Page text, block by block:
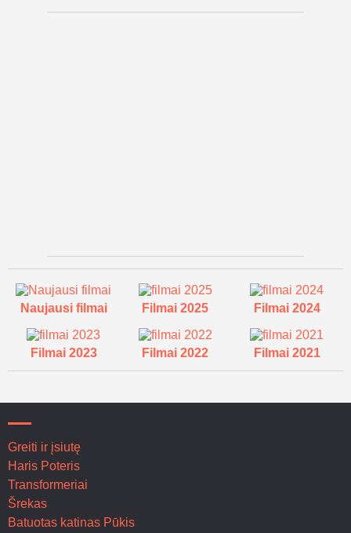
Naujausi filmai Filmai 2025 Filmai 2024
Filmai 2023 Filmai 2022 Filmai 2021
Greiti ir įsiutę
Haris Poteris
Transformeriai
Šrekas
Batuotas katinas Pūkis